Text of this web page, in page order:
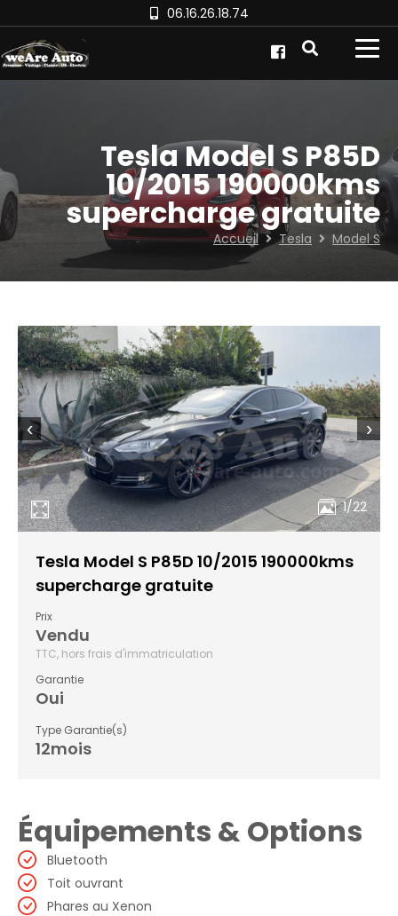
06.16.26.18.74
Tesla Model S P85D
10/2015 190000kms
supercharge gratuite
Accueil Tesla Model S
1/22
‹ ›
Tesla Model S P85D 10/2015 190000kms
supercharge gratuite
Prix
Vendu
TTC, hors frais d'immatriculation
Garantie
Oui
Type Garantie(s)
12mois
Équipements & Options
Bluetooth
Toit ouvrant
Phares au Xenon